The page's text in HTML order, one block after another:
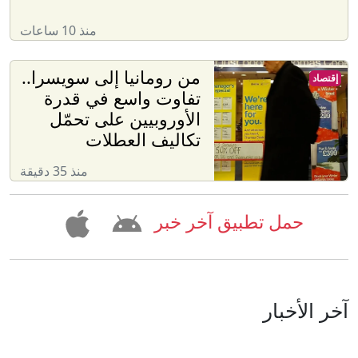
منذ 10 ساعات
من رومانيا إلى سويسرا..
تفاوت واسع في قدرة
الأوروبيين على تحمّل
تكاليف العطلات
منذ 35 دقيقة
إقتصاد
حمل تطبيق آخر خبر
آخر الأخبار